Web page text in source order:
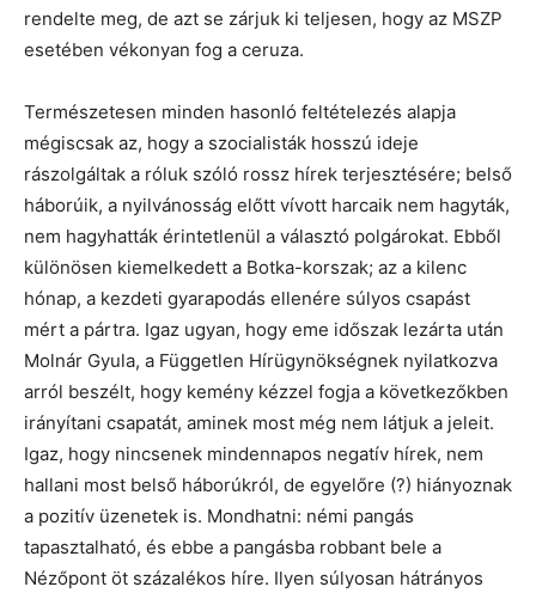
rendelte meg, de azt se zárjuk ki teljesen, hogy az MSZP
esetében vékonyan fog a ceruza.
Természetesen minden hasonló feltételezés alapja
mégiscsak az, hogy a szocialisták hosszú ideje
rászolgáltak a róluk szóló rossz hírek terjesztésére; belső
háborúik, a nyilvánosság előtt vívott harcaik nem hagyták,
nem hagyhatták érintetlenül a választó polgárokat. Ebből
különösen kiemelkedett a Botka-korszak; az a kilenc
hónap, a kezdeti gyarapodás ellenére súlyos csapást
mért a pártra. Igaz ugyan, hogy eme időszak lezárta után
Molnár Gyula, a Független Hírügynökségnek nyilatkozva
arról beszélt, hogy kemény kézzel fogja a következőkben
irányítani csapatát, aminek most még nem látjuk a jeleit.
Igaz, hogy nincsenek mindennapos negatív hírek, nem
hallani most belső háborúkról, de egyelőre (?) hiányoznak
a pozitív üzenetek is. Mondhatni: némi pangás
tapasztalható, és ebbe a pangásba robbant bele a
Nézőpont öt százalékos híre. Ilyen súlyosan hátrányos